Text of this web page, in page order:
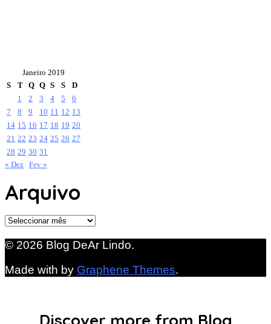
Janeiro 2019
S
T Q Q S S
D
1
2 3 4 5
6
7
8 9 10 11 12 13
14 15 16 17 18 19 20
21 22 23 24 25 26 27
28 29 30 31
« Dez Fev »
Arquivo
Arquivo
© 2026 Blog DeAr Lindo.
Made with by Graphene Themes.